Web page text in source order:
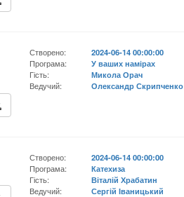
Створено:
2024-06-14 00:00:00
Програма:
У ваших намірах
Гість:
Микола Орач
Ведучий:
Олександр Скрипченко
Створено:
2024-06-14 00:00:00
Програма:
Катехиза
Гість:
Віталій Храбатин
Ведучий:
Сергій Іваницький